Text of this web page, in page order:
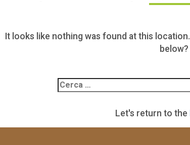
It looks like nothing was found at this
below?
per:
Let's return to the